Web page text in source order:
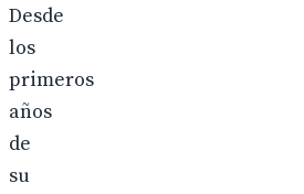
Desde
los
primeros
años
de
su